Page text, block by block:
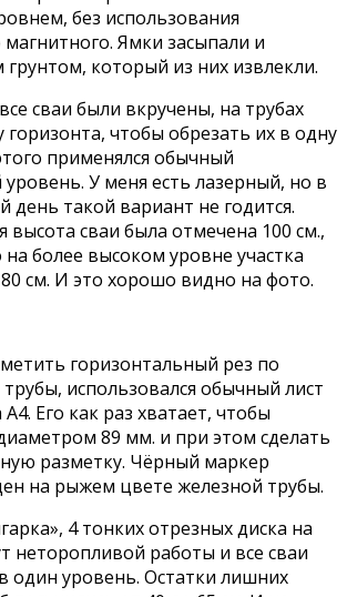
без использования
магнитного. Ямки засыпали и
который из них извлекли.
сваи были вкручены, на трубах
горизонта, чтобы обрезать их в одну
применялся обычный
уровень. У меня есть лазерный, но в
день такой вариант не годится.
высота сваи была отмечена 100 см.,
более высоком уровне участка
см. И это хорошо видно на фото.
горизонтальный рез по
использовался обычный лист
Его как раз хватает, чтобы
89 мм. и при этом сделать
разметку. Чёрный маркер
на рыжем цвете железной трубы.
4 тонких отрезных диска на
неторопливой работы и все сваи
один уровень. Остатки лишних